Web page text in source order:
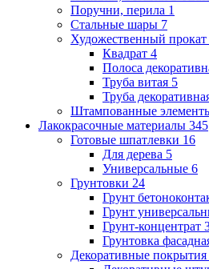
Поручни, перила 1
Стальные шары 7
Художественный прокат
Квадрат 4
Полоса
Труба витая 5
Труба
Штампованные
Лакокрасочные материалы 345
Готовые шпатлевки 16
Для дерева 5
Универсальные 6
Грунтовки 24
Грунт
Грунт
Грунт-концентрат
Грунтовка
Декоративные покрытия